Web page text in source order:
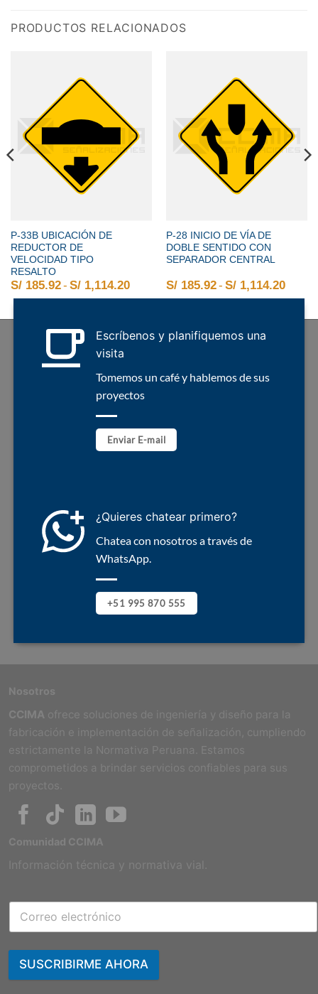
PRODUCTOS RELACIONADOS
P-33B UBICACIÓN DE
REDUCTOR DE
VELOCIDAD TIPO
RESALTO
S/185.92- S/1,114.20Rango de precios: desde S/
P-28 INICIO DE VÍA DE
DOBLE SENTIDO CON
SEPARADOR CENTRAL
S/185.92- S/1,114.20
hasta S/ 1,114.20
de precios: desde S/ 185.92 hasta S/ 1,114.20
Escríbenos y planifiquemos una
visita
Tomemos un café y hablemos de sus
proyectos
Enviar E-mail
¿Quieres chatear primero?
Chatea con nosotros a través de
WhatsApp.
+51 995 870 555
Nosotros
CCIMA ofrece soluciones de ingeniería y diseño para la
fabricación e implementación de señalización, cumpliendo
estrictamente la Normativa Peruana. Estamos
comprometidos a brindar servicios confiables para sus
proyectos.
Comunidad CCIMA
Información técnica y normativa vial.
SUSCRIBIRME AHORA